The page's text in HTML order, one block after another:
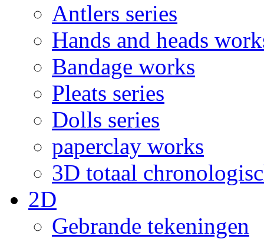
Antlers series
Hands and heads
Bandage works
Pleats series
Dolls series
paperclay works
3D totaal
2D
Gebrande tekeningen